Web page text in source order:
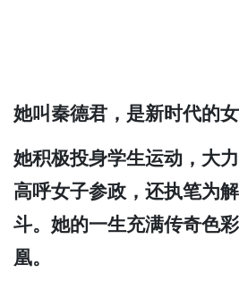
她叫秦德君，是新时代的女
她积极投身学生运动，大
高呼女子参政，还执笔为
斗。她的一生充满传奇色
凰。